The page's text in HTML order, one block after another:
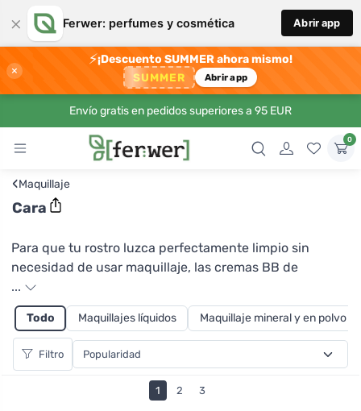
× Ferwer: perfumes y cosmética Abrir app
×
⚡¡Descuento SUMMER ahora mismo!
SUMMER Abrir app
Envío gratis en pedidos superiores a 95 EUR
0
‹Maquillaje
Cara
Para que tu rostro luzca perfectamente limpio sin
necesidad de usar maquillaje, las cremas BB de
laSaponaria en diferentes tonos que se adaptan bien a
tu piel te ayudarán. Contienen agua de granada,
avellana, aceite de jojoba y ácido hialurónico. Unifican
el tono de la piel y la matizan al tiempo que la nutren e
hidratan. La crema se extiende fácilmente y cubre bien.
Cuenta con la certificación Cosmetici Biologici, que
garantiza el origen puramente natural de todos los
...
Todo Maquillajes líquidos Maquillaje mineral y en polvo
Filtro
1 2 3